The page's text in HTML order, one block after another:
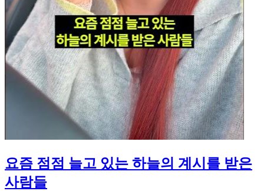
요즘 점점 늘고 있는 하늘의 계시를 받은
사람들